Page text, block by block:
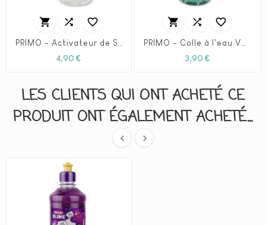
  
4,90 €Prix
  
3,90 €Prix
LES CLIENTS QUI ONT ACHETÉ CE
PRODUIT ONT ÉGALEMENT ACHETÉ...
 